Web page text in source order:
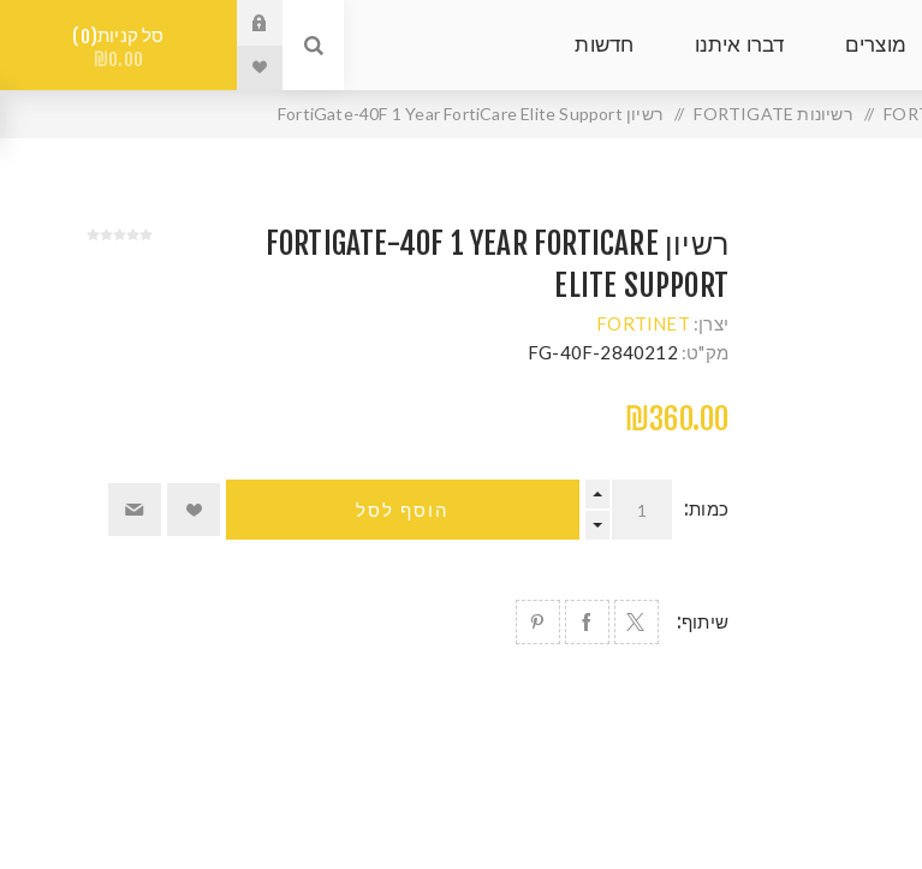
מוצרים דברו איתנו חדשות סל קניות 0
₪0.00
/ רשיונות FORTIGATE / רשיון FortiGate-40F 1 Year FortiCare Elite Support
רשיון FORTIGATE-40F 1 YEAR FORTICARE
ELITE SUPPORT
יצרן: FORTINET
מק"ט: FG-40F-2840212
₪360.00
כמות: הוסף לסל
שיתוף: